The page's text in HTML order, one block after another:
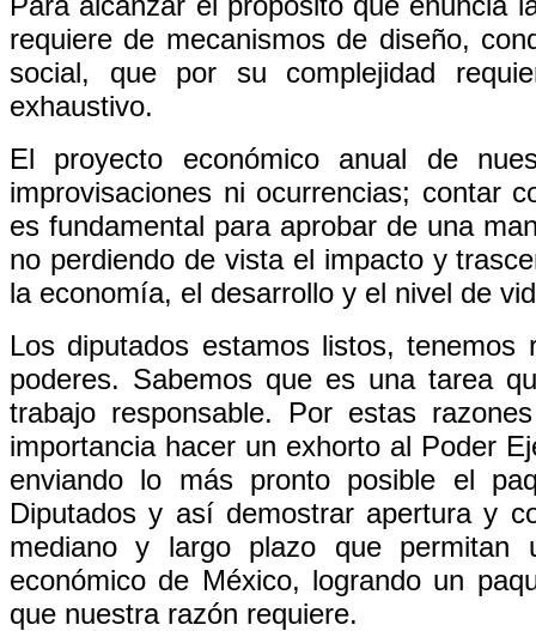
requiere de mecanismos de diseño,
social, que por su complejidad
exhaustivo.
El proyecto económico anual de
improvisaciones ni ocurrencias; contar
es fundamental para aprobar de una
no perdiendo de vista el impacto y
la economía, el desarrollo y el nivel de
Los diputados estamos listos,
poderes. Sabemos que es una tarea
trabajo responsable. Por estas
importancia hacer un exhorto al Poder
enviando lo más pronto posible el
Diputados y así demostrar apertura y
mediano y largo plazo que
económico de México, logrando un
que nuestra razón requiere.